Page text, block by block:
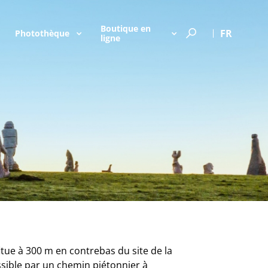
Photothèque
Boutique en
ligne
FR
à 300 m en contrebas du site de la
par un chemin piétonnier à